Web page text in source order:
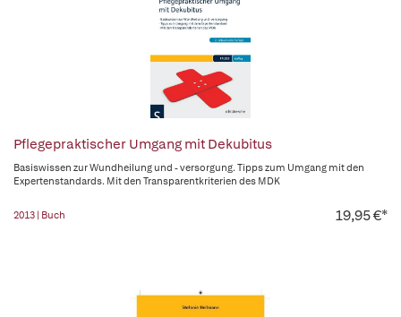
Pflegepraktischer Umgang mit Dekubitus
Basiswissen zur Wundheilung und - versorgung. Tipps zum Umgang mit den
Expertenstandards. Mit den Transparentkriterien des MDK
2013 | Buch 19,95 €*